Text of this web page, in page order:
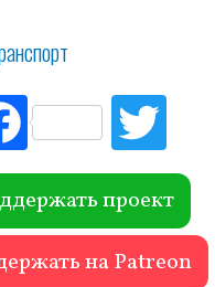
Fac
ebo
ok r
проект
на Patreon